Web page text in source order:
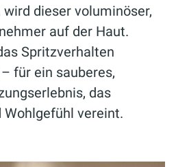
dieser voluminöser,
auf der Haut.
Spritzverhalten
für ein sauberes,
das
vereint.